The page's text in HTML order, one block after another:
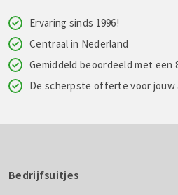
Ervaring sinds 1996!
Centraal in Nederland
Gemiddeld beoordeeld met een
De scherpste offerte voor jouw
Bedrijfsuitjes